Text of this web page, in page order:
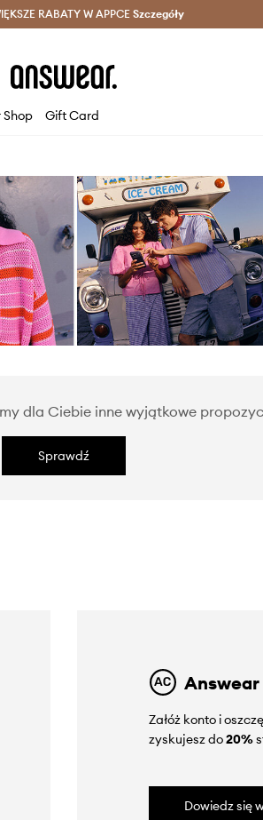
Dostawa nawet w 24h >
RABATY W APPCESzczegóły
Shop Gift Card
dla Ciebie inne wyjątkowe
Sprawdź
Załóż konto i
zyskujesz do20%
Dowiedz się